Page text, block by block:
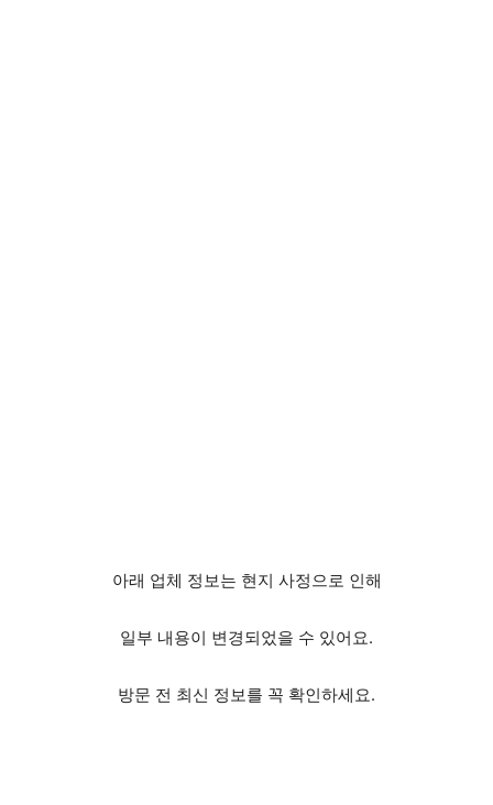
아래 업체 정보는 현지 사정으로 인해
일부 내용이 변경되었을 수 있어요.
방문 전 최신 정보를 꼭 확인하세요.